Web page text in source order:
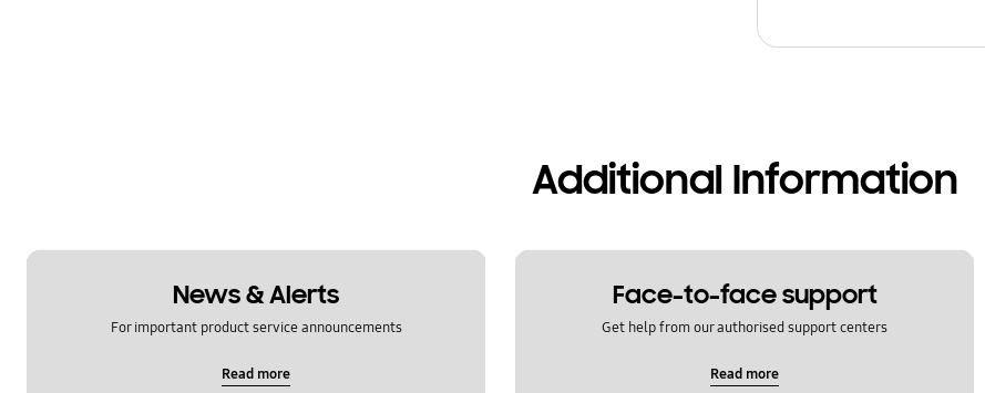
Additional Information
Face-to-face support
Get help from our authorised support centers
Read more
News & Alerts
For important product service announcements
Read more